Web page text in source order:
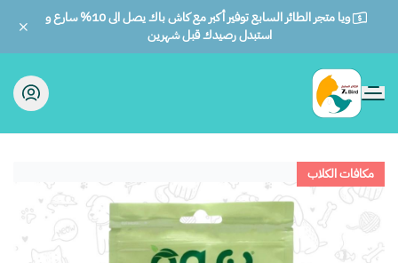
ويا متجر الطائر السابع توفير أكبر مع كاش باك يصل الى 10% سارع و
استبدل رصيدك قبل شهرين
الطائر السابع للحيوانات
مكافات الكلاب